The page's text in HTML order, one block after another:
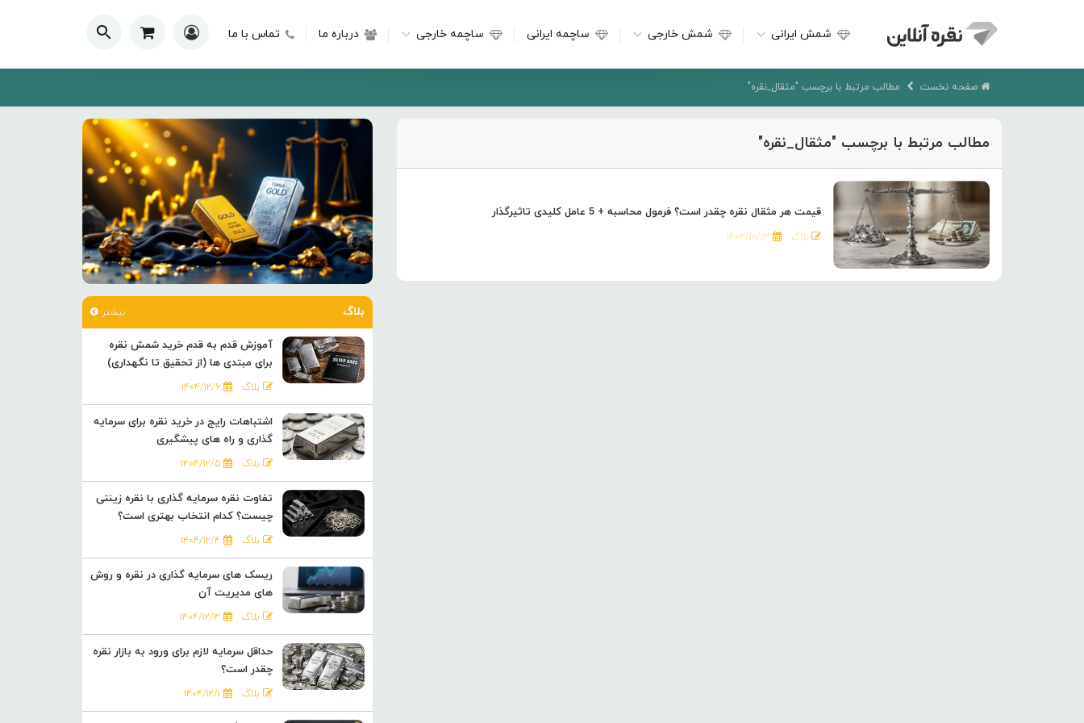
شمش ایرانی شمش خارجی ساچمه ایرانی ساچمه خارجی درباره ما تماس با ما
صفحه نخست مطالب مرتبط با برچسب "مثقال_نقره"
مطالب مرتبط با برچسب "مثقال_نقره"
قیمت هر مثقال نقره چقدر است؟ فرمول محاسبه + 5 عامل کلیدی تاثیرگذار
بلاگ ۱۴۰۴/۱۰/۱۳
بلاگ بیشتر
آموزش قدم به قدم خرید شمش نقره
برای مبتدی ها (از تحقیق تا نگهداری)
بلاگ ۱۴۰۴/۱۲/۶
اشتباهات رایج در خرید نقره برای سرمایه
گذاری و راه های پیشگیری
بلاگ ۱۴۰۴/۱۲/۵
تفاوت نقره سرمایه گذاری با نقره زینتی
چیست؟ کدام انتخاب بهتری است؟
بلاگ ۱۴۰۴/۱۲/۴
ریسک های سرمایه گذاری در نقره و روش
های مدیریت آن
بلاگ ۱۴۰۴/۱۲/۳
حداقل سرمایه لازم برای ورود به بازار نقره
چقدر است؟
بلاگ ۱۴۰۴/۱۲/۱